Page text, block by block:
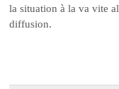
la situation à la va vite
diffusion.